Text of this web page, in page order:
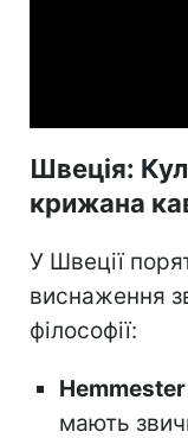
Швеція:
крижана
У Швеції
виснаження
філософії:
мають